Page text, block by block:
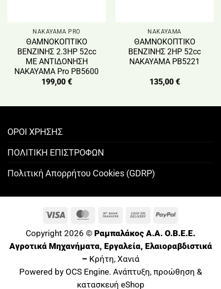
NAKAYAMA PRO
ΘΑΜΝΟΚΟΠΤΙΚΟ
ΒΕΝΖΙΝΗΣ 2.3HP 52cc
ME ΑΝΤΙΔΟΝΗΣΗ
NAKAYAMA Pro PB5600
199,00 €
NAKAYAMA
ΘΑΜΝΟΚΟΠΤΙΚΟ
ΒΕΝΖΙΝΗΣ 2HP 52cc
ΝΑΚΑΥΑΜΑ PB5221
135,00 €
ΟΡΟΙ ΧΡΗΣΗΣ
ΠΟΛΙΤΙΚΗ ΕΠΙΣΤΡΟΦΩΝ
Πολιτική Απορρήτου Cookies (GDRP)
Visa MasterCard
Bank
Cash
PayPal
Copyright 2026 © Ραμπαλάκος A.A. O.B.E.E.
Αγροτικά Μηχανήματα, Εργαλεία, Ελαιοραβδιστικά
– Κρήτη, Χανιά
Powered by OCS Engine. Ανάπτυξη, προώθηση &
κατασκευή eShop